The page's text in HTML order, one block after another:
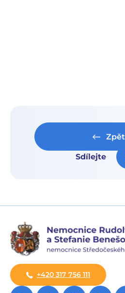
Zpět
Sdílejte
+420 317 756 111